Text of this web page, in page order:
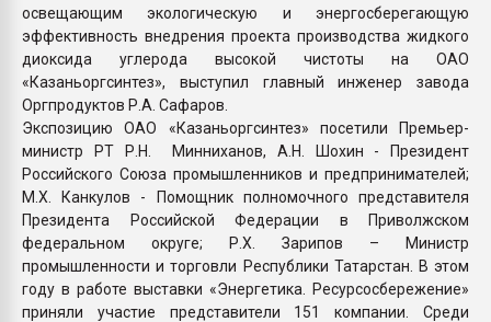
освещающим экологическую и энергосберегающую
эффективность внедрения проекта производства жидкого
диоксида углерода высокой чистоты на ОАО
«Казаньоргсинтез», выступил главный инженер завода
Оргпродуктов Р.А. Сафаров.
Экспозицию ОАО «Казаньоргсинтез» посетили Премьер-
министр РТ Р.Н. Минниханов, А.Н. Шохин - Президент
Российского Союза промышленников и предпринимателей;
М.Х. Канкулов - Помощник полномочного представителя
Президента Российской Федерации в Приволжском
федеральном округе; Р.Х. Зарипов – Министр
промышленности и торговли Республики Татарстан. В этом
году в работе выставки «Энергетика. Ресурсосбережение»
приняли участие представители 151 компании. Среди